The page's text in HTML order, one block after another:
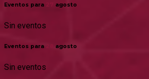
Eventos para agosto
Sin eventos
Eventos para agosto
Sin eventos